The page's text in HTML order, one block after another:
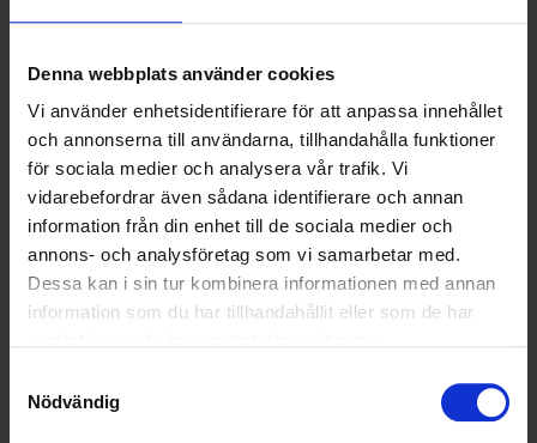
Denna webbplats använder cookies
Vi använder enhetsidentifierare för att anpassa innehållet
och annonserna till användarna, tillhandahålla funktioner
för sociala medier och analysera vår trafik. Vi
vidarebefordrar även sådana identifierare och annan
information från din enhet till de sociala medier och
annons- och analysföretag som vi samarbetar med.
Dessa kan i sin tur kombinera informationen med annan
information som du har tillhandahållit eller som de har
Nödvändig
OHLSSONS REGION SYD
OHLSSONS REGION VÄST
OHLSSONSKOLLEGOR
RENHÅLLNING